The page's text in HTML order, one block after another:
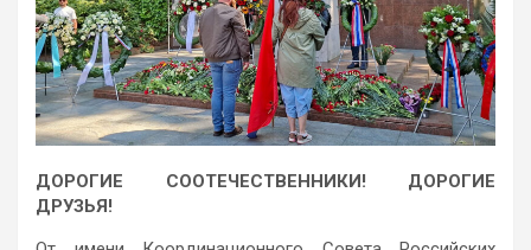
ДОРОГИЕ СООТЕЧЕСТВЕННИКИ! ДОРОГИЕ
ДРУЗЬЯ!